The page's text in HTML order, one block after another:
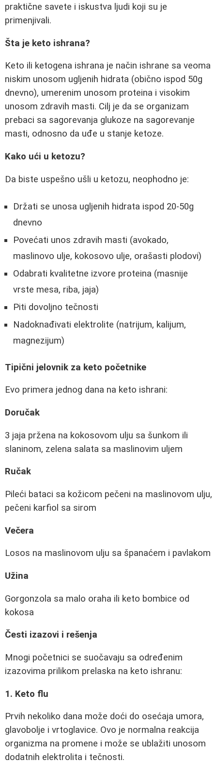
praktične savete i iskustva ljudi koji su je
primenjivali.
Šta je keto ishrana?
Keto ili ketogena ishrana je način ishrane sa veoma
niskim unosom ugljenih hidrata (obično ispod 50g
dnevno), umerenim unosom proteina i visokim
unosom zdravih masti. Cilj je da se organizam
prebaci sa sagorevanja glukoze na sagorevanje
masti, odnosno da uđe u stanje ketoze.
Kako ući u ketozu?
Da biste uspešno ušli u ketozu, neophodno je:
Držati se unosa ugljenih hidrata ispod 20-50g
dnevno
Povećati unos zdravih masti (avokado,
maslinovo ulje, kokosovo ulje, orašasti plodovi)
Odabrati kvalitetne izvore proteina (masnije
vrste mesa, riba, jaja)
Piti dovoljno tečnosti
Nadoknađivati elektrolite (natrijum, kalijum,
magnezijum)
Tipični jelovnik za keto početnike
Evo primera jednog dana na keto ishrani:
Doručak
3 jaja pržena na kokosovom ulju sa šunkom ili
slaninom, zelena salata sa maslinovim uljem
Ručak
Pileći bataci sa kožicom pečeni na maslinovom ulju,
pečeni karfiol sa sirom
Večera
Losos na maslinovom ulju sa španaćem i pavlakom
Užina
Gorgonzola sa malo oraha ili keto bombice od
kokosa
Česti izazovi i rešenja
Mnogi početnici se suočavaju sa određenim
izazovima prilikom prelaska na keto ishranu:
1. Keto flu
Prvih nekoliko dana može doći do osećaja umora,
glavobolje i vrtoglavice. Ovo je normalna reakcija
organizma na promene i može se ublažiti unosom
dodatnih elektrolita i tečnosti.